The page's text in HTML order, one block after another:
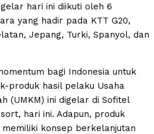
hari ini diikuti oleh 6
yang hadir pada KTT G20,
Jepang, Turki, Spanyol, dan
bagi Indonesia untuk
produk hasil pelaku Usaha
(UMKM) ini digelar di Sofitel
hari ini. Adapun, produk
konsep berkelanjutan